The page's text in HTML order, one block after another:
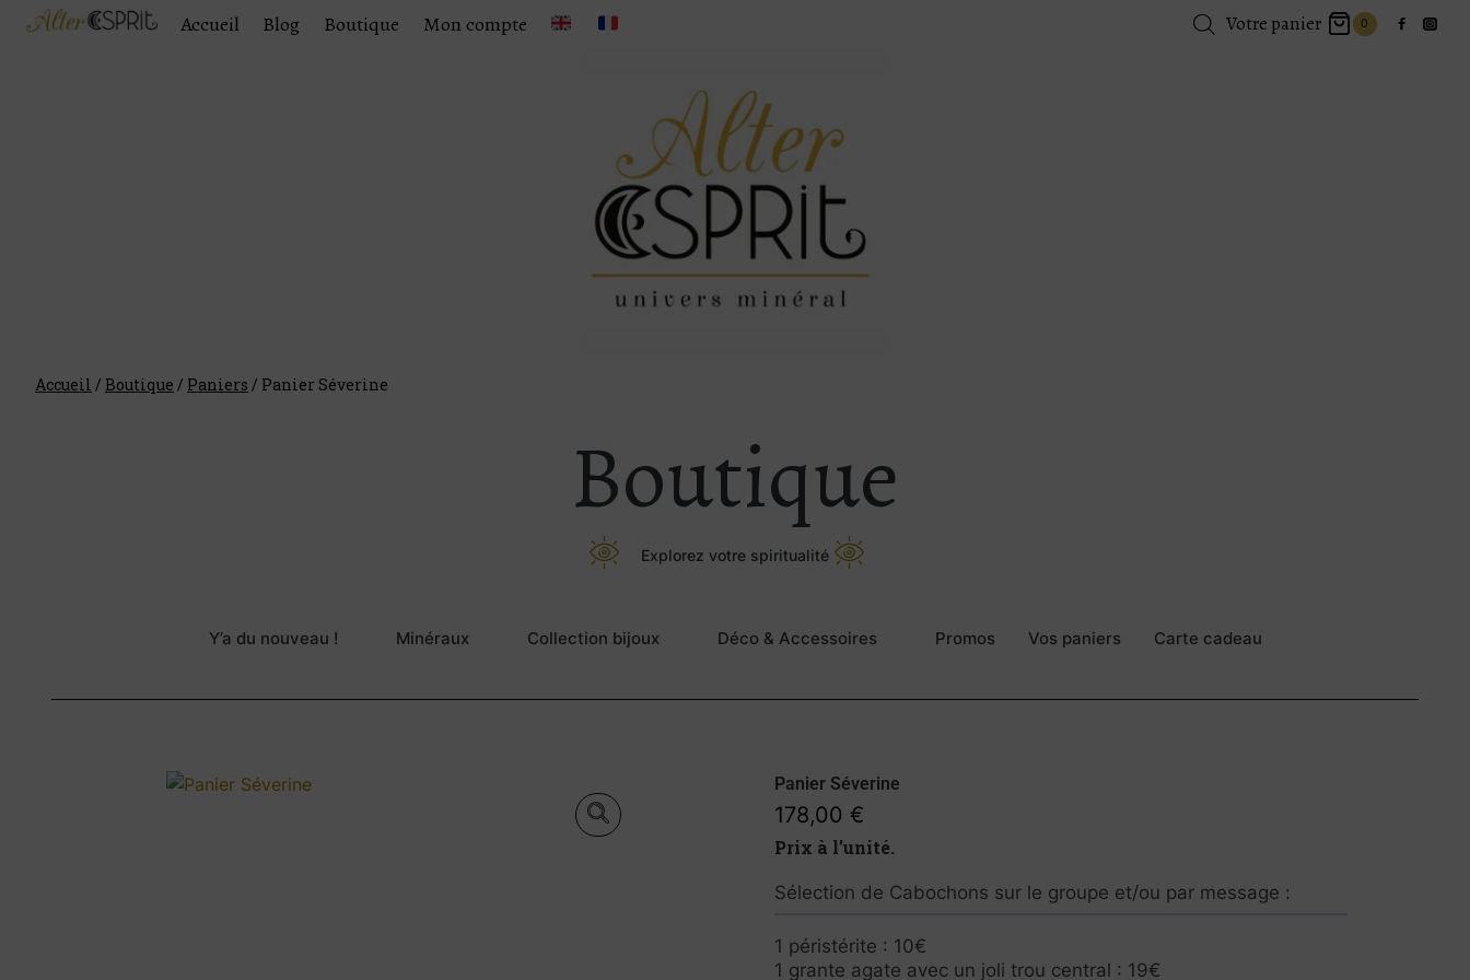
Accueil Blog Boutique Mon compte Votre panier 0
Accueil / Boutique / Paniers / Panier Séverine
Boutique
Explorez votre spiritualité
Y’a du nouveau ! Minéraux Collection bijoux Déco & Accessoires Promos Vos paniers Carte cadeau
Panier Séverine
178,00 €
Prix à l’unité.
Sélection de Cabochons sur le groupe et/ou par message :
1 péristérite : 10€
1 grante agate avec un joli trou central : 19€